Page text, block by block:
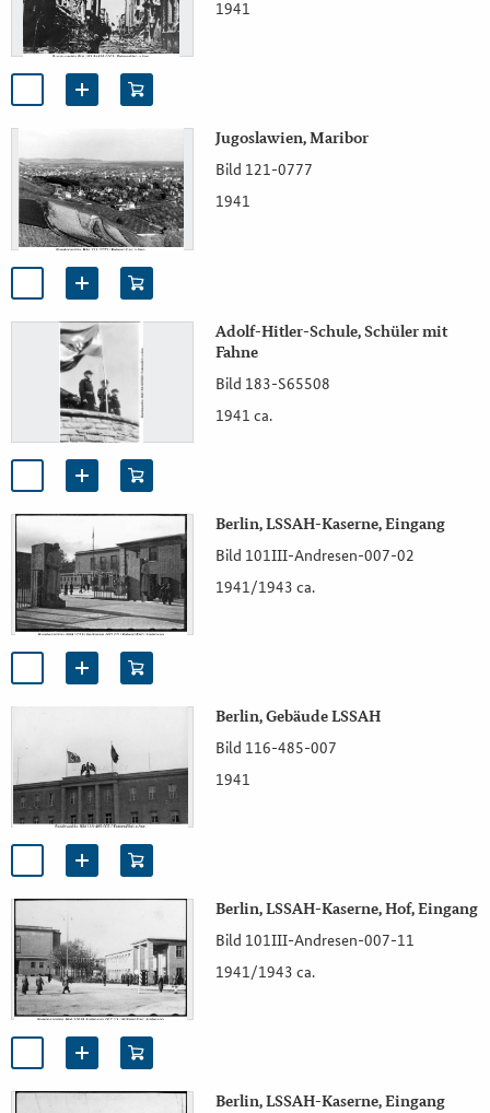
1941
Jugoslawien, Maribor
Bild 121-0777
1941
Adolf-Hitler-Schule, Schüler mit
Fahne
Bild 183-S65508
1941 ca.
Berlin, LSSAH-Kaserne, Eingang
Bild 101III-Andresen-007-02
1941/1943 ca.
Berlin, Gebäude LSSAH
Bild 116-485-007
1941
Berlin, LSSAH-Kaserne, Hof, Eingang
Bild 101III-Andresen-007-11
1941/1943 ca.
Berlin, LSSAH-Kaserne, Eingang